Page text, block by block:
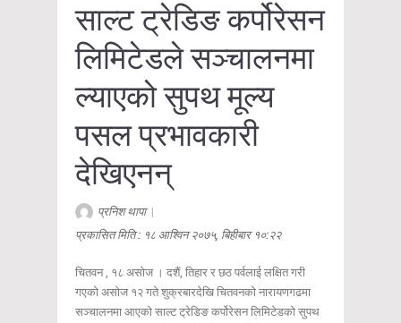
साल्ट ट्रेडिङ कर्पोरेसन
लिमिटेडले सञ्चालनमा
ल्याएको सुपथ मूल्य
पसल प्रभावकारी
देखिएनन्
प्रनिश थापा|
प्रकासित मिति : १८ आश्विन २०७५, बिहीबार १०:२२
चितवन , १८ असोज । दशैं, तिहार र छठ पर्वलाई लक्षित गरी
गएको असोज १२ गते शुक्रबारदेखि चितवनको नारायणगढमा
सञ्चालनमा आएको साल्ट ट्रेडिङ कर्पोरेसन लिमिटेडको सुपथ